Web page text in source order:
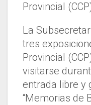
Provincial
La
tres
Provincial
visitarse
entrada libre y
“Memorias de